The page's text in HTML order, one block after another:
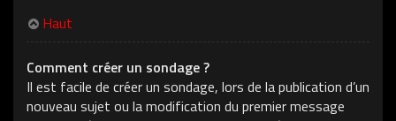
Haut
Comment créer un sondage ?
Il est facile de créer un sondage, lors de la publication d’un
nouveau sujet ou la modification du premier message